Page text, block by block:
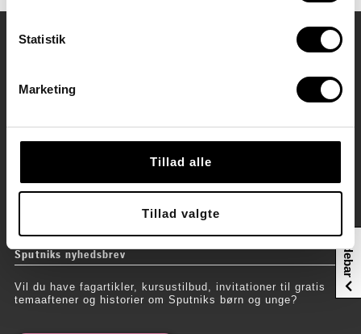
Statistik
Marketing
Tillad alle
Tillad valgte
Sidebar
Stu København
Administration
Direktion
GDPR og whistleblowerordning
Gå til vores persondata- og cookiepolitik
Gå til vores whistleblowerordning
Sputniks nyhedsbrev
Vil du have fagartikler, kursustilbud, invitationer til gratis
temaaftener og historier om Sputniks børn og unge?